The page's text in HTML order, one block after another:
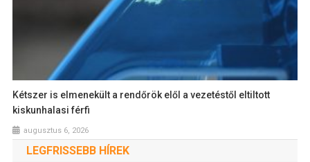
Kétszer is elmenekült a rendőrök elől a vezetéstől eltiltott
kiskunhalasi férfi
augusztus 6, 2026
LEGFRISSEBB HÍREK